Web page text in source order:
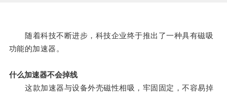
随着科技不断进步，科技企业终于推出了一种具有磁吸
功能的加速器。
什么加速器不会掉线
这款加速器与设备外壳磁性相吸，牢固固定，不容易掉